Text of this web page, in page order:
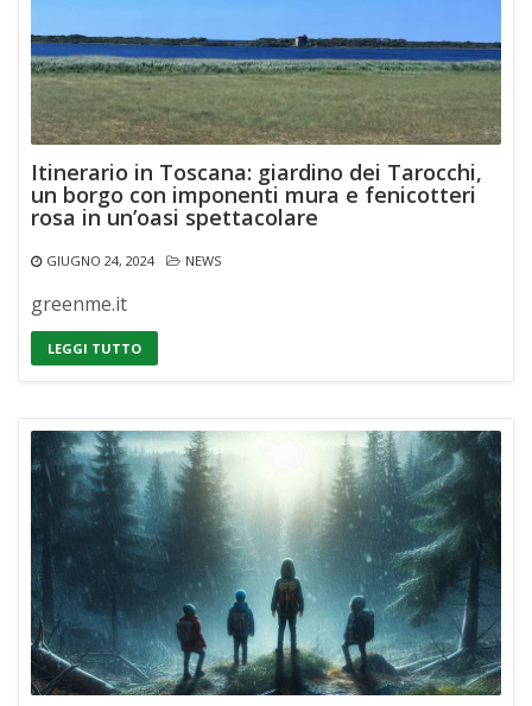
Itinerario in Toscana: giardino dei Tarocchi,
un borgo con imponenti mura e fenicotteri
rosa in un’oasi spettacolare
GIUGNO 24, 2024 NEWS
greenme.it
LEGGI TUTTO